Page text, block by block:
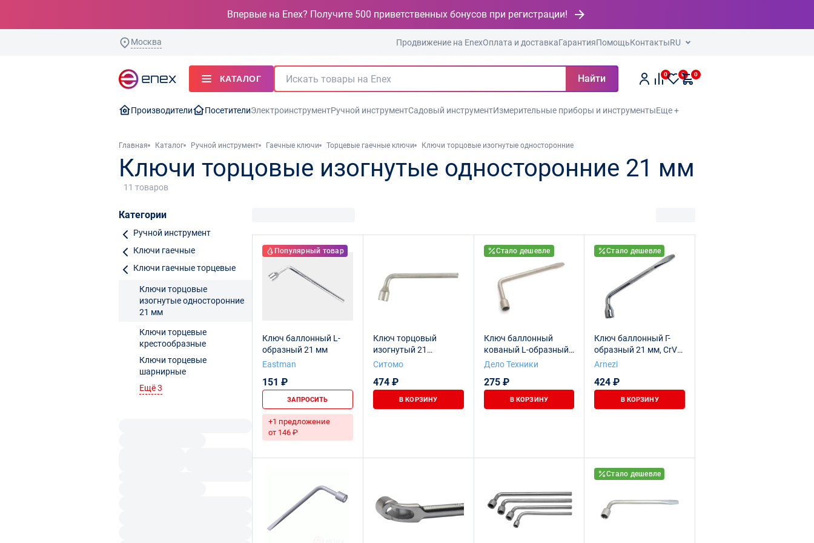
Впервые на Enex? Получите 500 приветственных бонусов при регистрации!
Москва Продвижение на EnexОплата и доставкаГарантияПомощьКонтактыRU
КАТАЛОГ Найти 0 0 0
Производители ПосетителиЭлектроинструментРучной инструментСадовый инструментИзмерительные приборы и инструментыЕще +
Главная Каталог Ручной инструмент Гаечные ключи Торцевые гаечные ключи Ключи торцовые изогнутые односторонние
Ключи торцовые изогнутые односторонние 21 мм
11 товаров
Категории
Ручной инструмент
Ключи гаечные
Ключи гаечные торцевые
Ключи торцовые
изогнутые односторонние
21 мм
Ключи торцевые
крестообразные
Ключи торцевые
шарнирные
Ещё 3
Популярный товар
Ключ баллонный L-
образный 21 мм
Eastman
151 ₽
ЗАПРОСИТЬ
+1 предложение
от 146 ₽
Ключ торцовый
изогнутый 21
односторонний
SITOMO BELARUS
Ситомо
474 ₽
В КОРЗИНУ
Стало дешевле
Ключ баллонный
кованый L-образный
21 мм × 325 мм
Дело Техники
275 ₽
В КОРЗИНУ
Стало дешевле
Ключ баллонный Г-
образный 21 мм, CrV
ARNEZI R1050121
Arnezi
424 ₽
В КОРЗИНУ
Стало дешевле